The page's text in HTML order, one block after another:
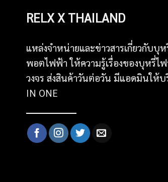
RELX X THAILAND
แหล่งจำหน่ายและข่าวสารเกี่ยวกับบุ
พอตไฟฟ้า ให้ความรู้เรื่องของบุหรี่ไ
วงจร ส่งสินค้าวันต่อวัน มีแอดมินให้
IN ONE